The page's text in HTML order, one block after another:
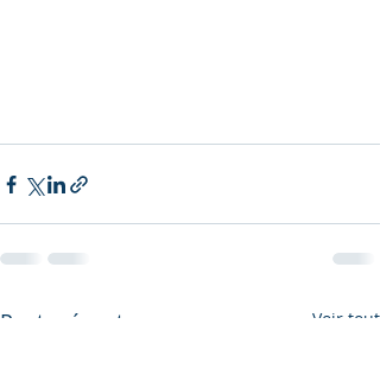
Posts récents Voir tout